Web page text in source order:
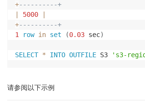
+----------+
5000
+----------+
1
row in set (0.03 sec)
SELECT * INTO OUTFILE S3 's3-
请参阅以下示例